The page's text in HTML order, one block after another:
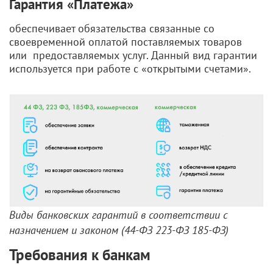
Гарантия «Платежа»
обеспечивает обязательства связанные со
своевременной оплатой поставляемых товаров
или предоставляемых услуг. Данный вид гарантии
используется при работе с «открытыми счетами».
Виды банковских гарантий в соответствии с
назначением и законом (44-ФЗ 223-ФЗ 185-ФЗ)
Требования к банкам